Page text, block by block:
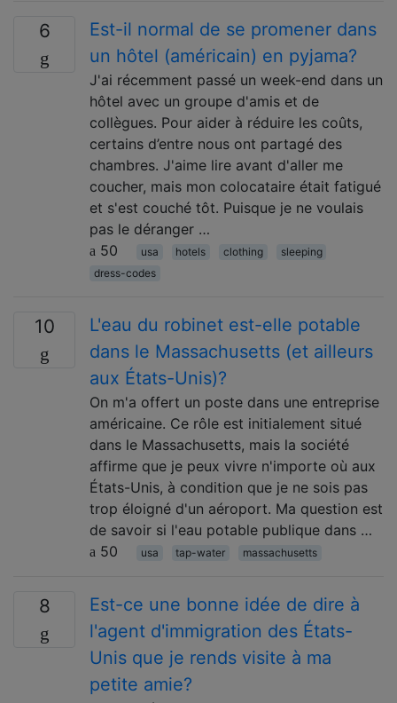
6
Est-il normal de se promener dans
un hôtel (américain) en pyjama?
J'ai récemment passé un week-end dans un
hôtel avec un groupe d'amis et de
collègues. Pour aider à réduire les coûts,
certains d’entre nous ont partagé des
chambres. J'aime lire avant d'aller me
coucher, mais mon colocataire était fatigué
et s'est couché tôt. Puisque je ne voulais
pas le déranger …
50
usa hotels clothing
sleeping
dress-codes
10
L'eau du robinet est-elle potable
dans le Massachusetts (et ailleurs
aux États-Unis)?
On m'a offert un poste dans une entreprise
américaine. Ce rôle est initialement situé
dans le Massachusetts, mais la société
affirme que je peux vivre n'importe où aux
États-Unis, à condition que je ne sois pas
trop éloigné d'un aéroport. Ma question est
de savoir si l'eau potable publique dans …
50
usa tap-water massachusetts
8
Est-ce une bonne idée de dire à
l'agent d'immigration des États-
Unis que je rends visite à ma
petite amie?